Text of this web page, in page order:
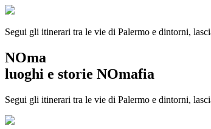
Segui gli itinerari tra le vie di Palermo e dintorni,
NOma
luoghi e storie NOmafia
Segui gli itinerari tra le vie di Palermo e dintorni,